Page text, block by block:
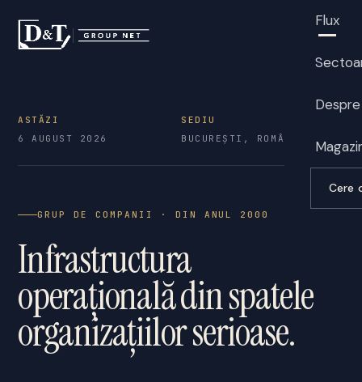
Flux
Despre
Cere
ASTĂZI
6 AUGUST 2026
SEDIU
BUCUREȘTI, ROMÂNIA
GRUP DE COMPANII · DIN ANUL 2000
Infrastructura
operațională din spatele
organizațiilor serioase.